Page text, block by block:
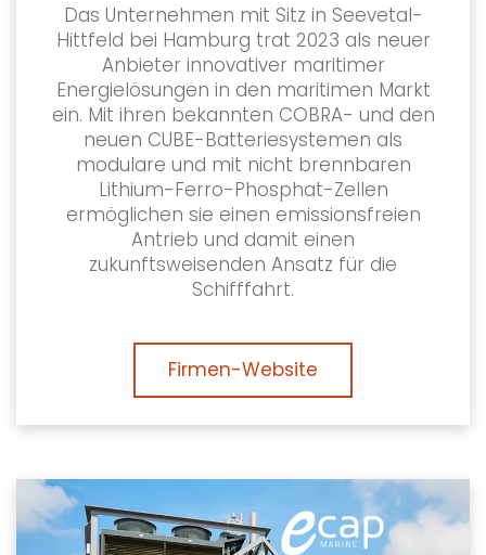
Das Unternehmen mit Sitz in Seevetal-
Hittfeld bei Hamburg trat 2023 als neuer
Anbieter innovativer maritimer
Energielösungen in den maritimen Markt
ein. Mit ihren bekannten COBRA- und den
neuen CUBE-Batteriesystemen als
modulare und mit nicht brennbaren
Lithium-Ferro-Phosphat-Zellen
ermöglichen sie einen emissionsfreien
Antrieb und damit einen
zukunftsweisenden Ansatz für die
Schifffahrt.
Firmen-Website